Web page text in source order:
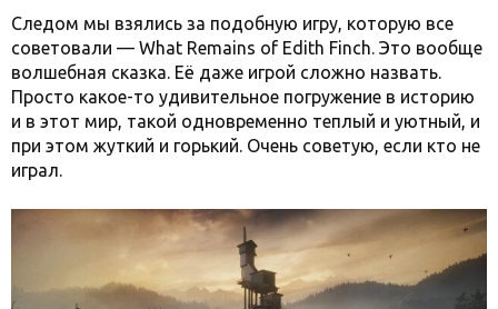
Следом мы взялись за подобную игру, которую все
советовали — What Remains of Edith Finch. Это вообще
волшебная сказка. Её даже игрой сложно назвать.
Просто какое-то удивительное погружение в историю
и в этот мир, такой одновременно теплый и уютный, и
при этом жуткий и горький. Очень советую, если кто не
играл.